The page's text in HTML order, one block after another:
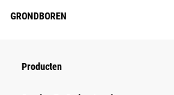
GRONDBOREN
Producten